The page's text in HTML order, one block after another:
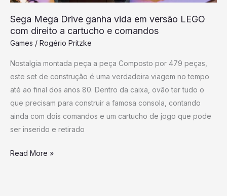
Sega Mega Drive ganha vida em versão LEGO
com direito a cartucho e comandos
Games / Rogério Pritzke
Nostalgia montada peça a peça Composto por 479 peças,
este set de construção é uma verdadeira viagem no tempo
até ao final dos anos 80. Dentro da caixa, ovão ter tudo o
que precisam para construir a famosa consola, contando
ainda com dois comandos e um cartucho de jogo que pode
ser inserido e retirado
com
direito
a
cartucho
Read More »